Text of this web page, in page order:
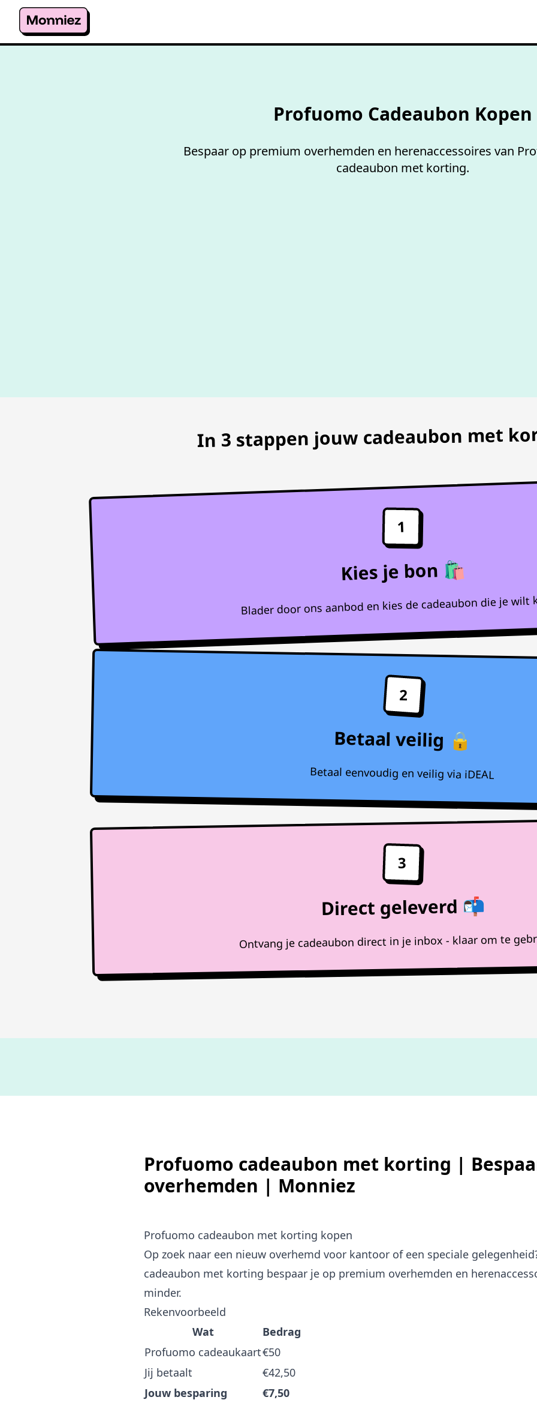
Profuomo Cadeaubon Kopen
Bespaar op premium overhemden en herenaccessoires van
cadeaubon met korting.
In 3 stappen jouw cadeaubon met
1
Kies je bon 🛍️
Blader door ons aanbod en kies de cadeaubon die je wilt
2
Betaal veilig 🔒
Betaal eenvoudig en veilig via iDEAL
3
Direct geleverd 📬
Ontvang je cadeaubon direct in je inbox - klaar om te
Profuomo cadeaubon met korting |
overhemden | Monniez
Profuomo cadeaubon met korting kopen
Op zoek naar een nieuw overhemd voor kantoor of een speciale
cadeaubon met korting bespaar je op premium overhemden en
minder.
Rekenvoorbeeld
Wat
Bedrag
Profuomo cadeaukaart€50
Jij betaalt
€42,50
Jouw besparing
€7,50